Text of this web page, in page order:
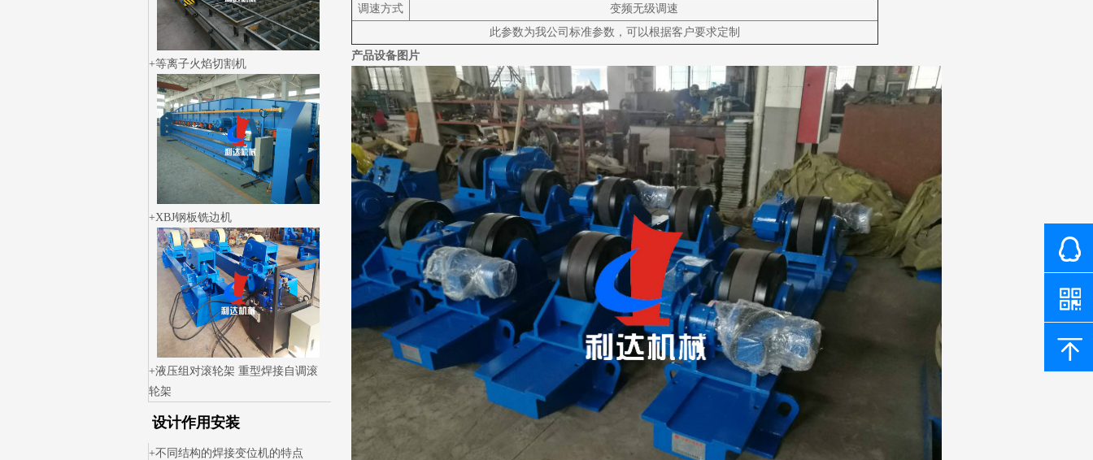
等离子火焰切割机
XBJ钢板铣边机
液压组对滚轮架 重型焊接自调滚
轮架
设计作用安装
不同结构的焊接变位机的特点
调速方式
变频无级调速
此参数为我公司标准参数，可以根据客户要求定制
产品设备图片